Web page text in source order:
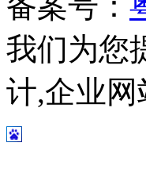
我们为您
计,企业